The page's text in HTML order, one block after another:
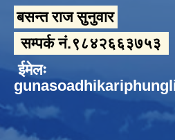
बसन्त राज सुनुवार
सम्पर्क नं.९८४२६६३७५३
ईमेलः